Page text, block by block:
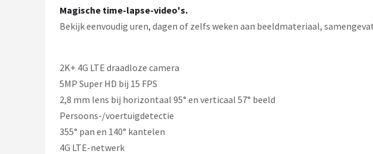
Magische time-lapse-video's.
Bekijk eenvoudig uren, dagen of zelfs weken aan beeldmateriaal,
2K+ 4G LTE draadloze camera
5MP Super HD bij 15 FPS
2,8 mm lens bij horizontaal 95° en verticaal 57° beeld
Persoons-/voertuigdetectie
355° pan en 140° kantelen
4G LTE-netwerk